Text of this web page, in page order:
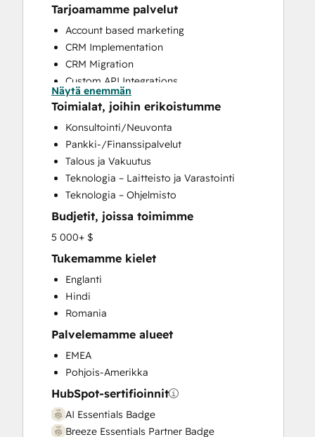
Tarjoamamme palvelut
Account based marketing
CRM Implementation
CRM Migration
Custom API Integrations
Customer Marketing
Customer Success Training
Customer Support Training
Customer Survey and Analysis
Email Marketing
Full Inbound Marketing Services
Help Desk Implementation
HubSpot Onboarding
Knowledge Base Development
Marketing Hub Professional Onboarding
Programmable Automation
Sales and Marketing Alignment
Sales Coaching and Training
Sales Enablement
Sales Hub Enterprise Onboarding
Sales Hub Professional Onboarding
Service Hub Professional Onboarding
Näytä enemmän
Toimialat, joihin erikoistumme
Konsultointi/Neuvonta
Pankki-/Finanssipalvelut
Talous ja Vakuutus
Teknologia – Laitteisto ja Varastointi
Teknologia – Ohjelmisto
Budjetit, joissa toimimme
5 000+ $
Tukemamme kielet
Englanti
Hindi
Romania
Palvelemamme alueet
EMEA
Pohjois-Amerikka
HubSpot-sertifioinnit
AI Essentials Badge
Breeze Essentials Partner Badge